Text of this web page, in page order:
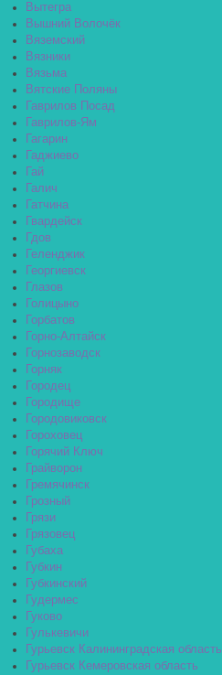
Вытегра
Вышний Волочёк
Вяземский
Вязники
Вязьма
Вятские Поляны
Гаврилов Посад
Гаврилов-Ям
Гагарин
Гаджиево
Гай
Галич
Гатчина
Гвардейск
Гдов
Геленджик
Георгиевск
Глазов
Голицыно
Горбатов
Горно-Алтайск
Горнозаводск
Горняк
Городец
Городище
Городовиковск
Гороховец
Горячий Ключ
Грайворон
Гремячинск
Грозный
Грязи
Грязовец
Губаха
Губкин
Губкинский
Гудермес
Гуково
Гулькевичи
Гурьевск Калининградская область
Гурьевск Кемеровская область